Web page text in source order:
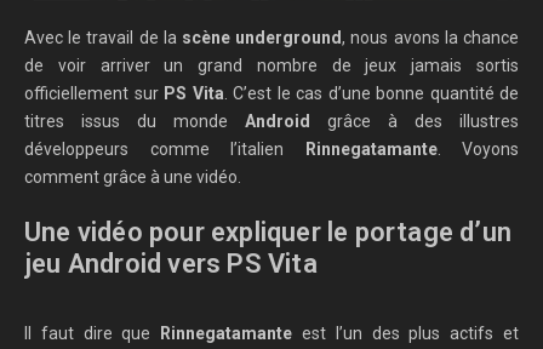
Avec le travail de la scène underground, nous avons la chance
de voir arriver un grand nombre de jeux jamais sortis
officiellement sur PS Vita . C’est le cas d’une bonne quantité de
titres issus du monde Android grâce à des illustres
développeurs comme l’italien Rinnegatamante. Voyons
comment grâce à une vidéo.
Une vidéo pour expliquer le portage d’un
jeu Android vers PS Vita
Il faut dire que Rinnegatamante est l’un des plus actifs et